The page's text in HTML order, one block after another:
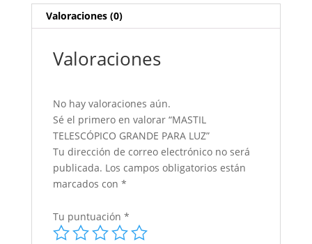
Valoraciones (0)
Valoraciones
No hay valoraciones aún.
Sé el primero en valorar “MASTIL
TELESCÓPICO GRANDE PARA LUZ”
Tu dirección de correo electrónico no será
publicada. Los campos obligatorios están
marcados con *
Tu puntuación *